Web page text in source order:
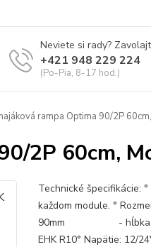
Neviete si rady?
+421 948 229 224
(Po-Pia, 8-17 hod.)
rampa Optima 90/2P
2P 60cm,
Technické špecifikácie:
každom module. °
90mm - hĺbka :
EHK R10° Napätie: 12/